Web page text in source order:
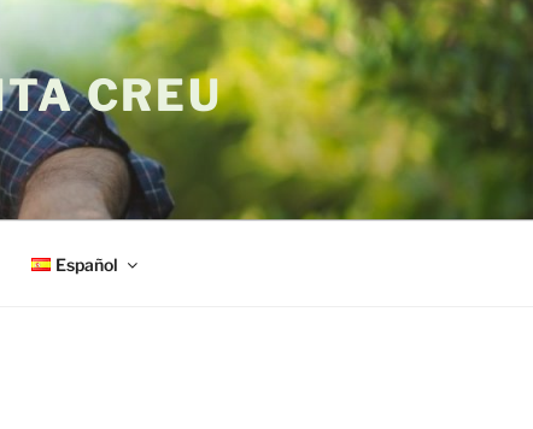
CREU
Español